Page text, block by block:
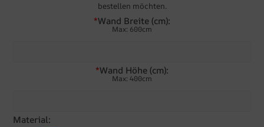
bestellen möchten.
*Wand Breite (cm):
Max: 600cm
*Wand Höhe (cm):
Max: 400cm
Material: